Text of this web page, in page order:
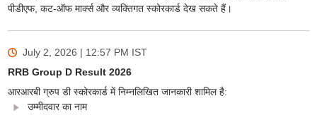
पीडीएफ, कट-ऑफ मार्क्स और व्यक्तिगत स्कोरकार्ड देख सकते हैं।
July 2, 2026 | 12:57 PM IST
RRB Group D Result 2026
आरआरबी ग्रुप डी स्कोरकार्ड में निम्नलिखित जानकारी शामिल है:
उम्मीदवार का नाम